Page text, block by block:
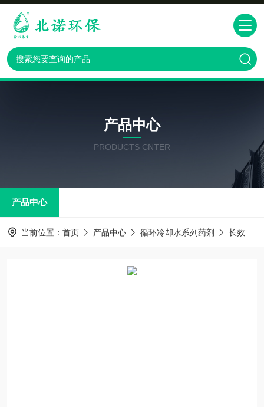
产品中心
PRODUCTS CNTER
产品中心
当前位置： 首页 产品中心 循环冷却水系列药剂 长效防冻液